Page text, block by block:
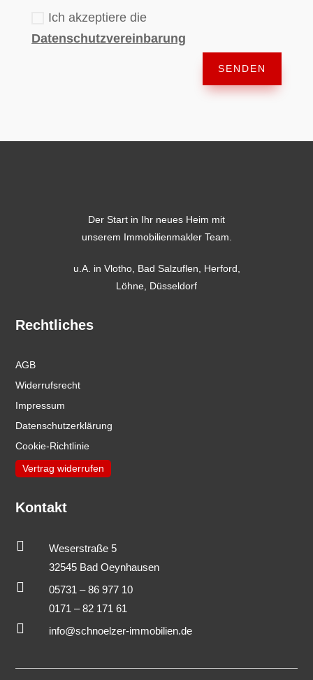
Ich akzeptiere die
Datenschutzvereinbarung
SENDEN
Der Start in Ihr neues Heim mit
unserem Immobilienmakler Team.
u.A. in Vlotho, Bad Salzuflen, Herford,
Löhne, Düsseldorf
Rechtliches
AGB
Widerrufsrecht
Impressum
Datenschutzerklärung
Cookie-Richtlinie
Vertrag widerrufen
Kontakt

Weserstraße 5
32545 Bad Oeynhausen

05731 – 86 977 10
0171 – 82 171 61
 info@schnoelzer-immobilien.de